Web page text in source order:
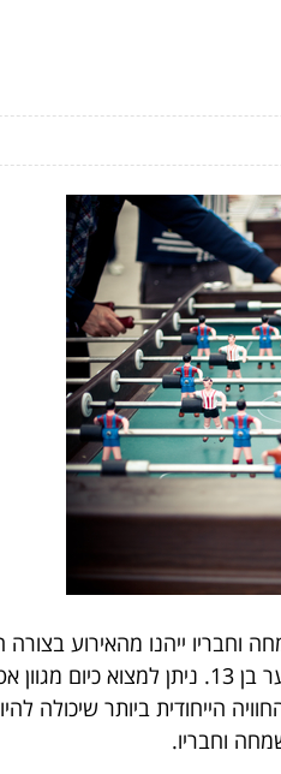
ייהנו מהאירוע בצורה
חייב להיות מותאם לאוכלוסייה הצעירה, מכיוון שבסופו של דבר
הייחודית ביותר שיכולה
וחבריו.